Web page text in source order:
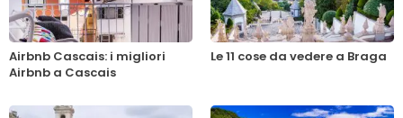
Airbnb Cascais: i migliori
Airbnb a Cascais
Le 11 cose da vedere a Braga